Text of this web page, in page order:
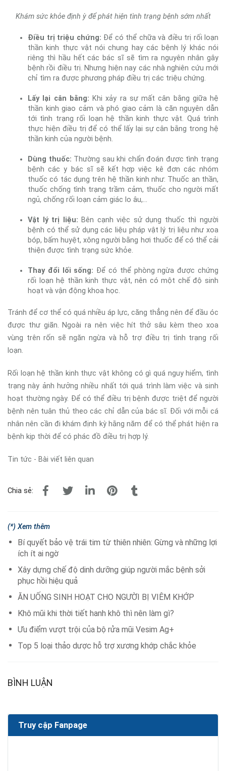
Khám sức khỏe định ỳ để phát hiện tình trạng bệnh sớm nhất
Điều trị triệu chứng: Để có thể chữa và điều trị rối loạn
thần kinh thực vật nói chung hay các bệnh lý khác nói
riêng thì hầu hết các bác sĩ sẽ tìm ra nguyên nhân gây
bệnh rồi điều trị. Nhưng hiện nay các nhà nghiên cứu mới
chỉ tìm ra được phương pháp điều trị các triệu chứng.
Lấy lại cân bằng: Khi xảy ra sự mất cân bằng giữa hệ
thần kinh giao cảm và phó giao cảm là căn nguyên dẫn
tới tình trạng rối loạn hệ thần kinh thực vật. Quá trình
thực hiện điều trị để có thể lấy lại sự cân bằng trong hệ
thần kinh của người bệnh.
Dùng thuốc: Thường sau khi chẩn đoán được tình trạng
bệnh các y bác sĩ sẽ kết hợp việc kê đơn các nhóm
thuốc có tác dụng trên hệ thần kinh như: Thuốc an thần,
thuốc chống tình trạng trầm cảm, thuốc cho người mất
ngủ, chống rối loạn cảm giác lo âu,...
Vật lý trị liệu: Bên cạnh việc sử dụng thuốc thì người
bệnh có thể sử dụng các liệu pháp vật lý trị liệu như xoa
bóp, bấm huyệt, xông người bằng hơi thuốc để có thể cải
thiện được tình trạng sức khỏe.
Thay đổi lối sống: Để có thể phòng ngừa được chứng
rối loạn hệ thần kinh thực vật, nên có một chế độ sinh
hoạt và vận động khoa học.
Tránh để cơ thể có quá nhiều áp lực, căng thẳng nên để đầu óc
được thư giãn. Ngoài ra nên việc hít thở sâu kèm theo xoa
vùng trên rốn sẽ ngăn ngừa và hỗ trợ điều trị tình trạng rối
loạn.
Rối loạn hệ thần kinh thực vật không có gì quá nguy hiểm, tình
trạng này ảnh hưởng nhiều nhất tới quá trình làm việc và sinh
hoạt thường ngày. Để có thể điều trị bệnh được triệt để người
bệnh nên tuân thủ theo các chỉ dẫn của bác sĩ. Đối với mỗi cá
nhân nên cần đi khám định kỳ hằng năm để có thể phát hiện ra
bệnh kịp thời để có phác đồ điều trị hợp lý.
Tin tức - Bài viết liên quan
Chia sẻ:
(*) Xem thêm
Bí quyết bảo vệ trái tim từ thiên nhiên: Gừng và những lợi
ích ít ai ngờ
Xây dựng chế độ dinh dưỡng giúp người mắc bệnh sởi
phục hồi hiệu quả
ĂN UỐNG SINH HOẠT CHO NGƯỜI BỊ VIÊM KHỚP
Khô mũi khi thời tiết hanh khô thì nên làm gì?
Ưu điểm vượt trội của bộ rửa mũi Vesim Ag+
Top 5 loại thảo dược hỗ trợ xương khớp chắc khỏe
BÌNH LUẬN
Truy cập Fanpage